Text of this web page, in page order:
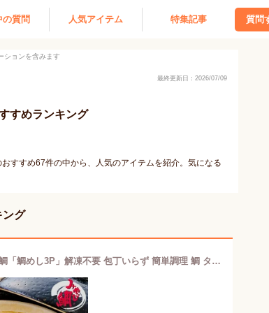
の質問 人気アイテム 特集記事 質問
ションを含みます
最終更新日：2026/07/09
すめランキング
すすめ67件の中から、人気のアイテムを紹介。気になる
ング
【半額クーポン★20日20:00〜26日01:59】みやび鯛「鯛めし3P」解凍不要 包丁いらず 簡単調理 鯛 タイ たい 2合用 3袋 セット 熊本県 養殖 真鯛 本格 お店の味 炊き込みご飯 ごはん ご飯 炊くだけ 天草産 冷凍